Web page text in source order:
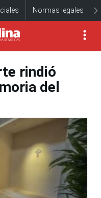
Normas legales
rindió
del